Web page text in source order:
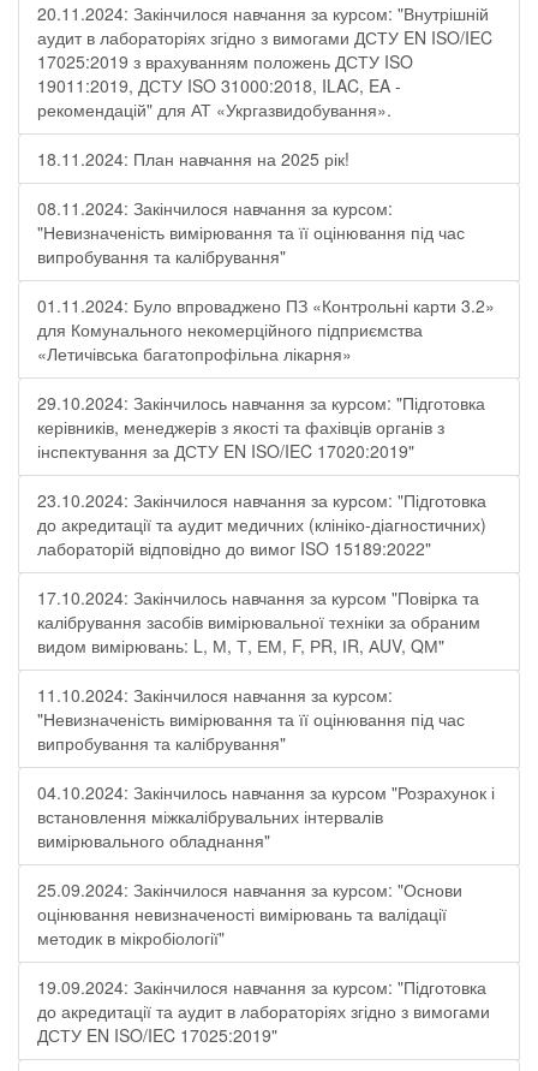
20.11.2024: Закінчилося навчання за курсом: "Внутрішній
аудит в лабораторіях згідно з вимогами ДСТУ EN ISO/IEC
17025:2019 з врахуванням положень ДСТУ ISO
19011:2019, ДСТУ ISO 31000:2018, ILAC, EA -
рекомендацій" для АТ «Укргазвидобування».
18.11.2024: План навчання на 2025 рік!
08.11.2024: Закінчилося навчання за курсом:
"Невизначеність вимірювання та її оцінювання під час
випробування та калібрування"
01.11.2024: Було впроваджено ПЗ «Контрольні карти 3.2»
для Комунального некомерційного підприємства
«Летичівська багатопрофільна лікарня»
29.10.2024: Закінчилось навчання за курсом: "Підготовка
керівників, менеджерів з якості та фахівців органів з
інспектування за ДСТУ EN ISO/IEC 17020:2019"
23.10.2024: Закінчилося навчання за курсом: "Підготовка
до акредитації та аудит медичних (клініко-діагностичних)
лабораторій відповідно до вимог ISO 15189:2022"
17.10.2024: Закінчилось навчання за курсом "Повірка та
калібрування засобів вимірювальної техніки за обраним
видом вимірювань: L, М, Т, ЕМ, F, РR, ІR, АUV, QМ"
11.10.2024: Закінчилося навчання за курсом:
"Невизначеність вимірювання та її оцінювання під час
випробування та калібрування"
04.10.2024: Закінчилось навчання за курсом "Розрахунок і
встановлення міжкалібрувальних інтервалів
вимірювального обладнання"
25.09.2024: Закінчилося навчання за курсом: "Основи
оцінювання невизначеності вимірювань та валідації
методик в мікробіології"
19.09.2024: Закінчилося навчання за курсом: "Підготовка
до акредитації та аудит в лабораторіях згідно з вимогами
ДСТУ EN ISO/IEC 17025:2019"